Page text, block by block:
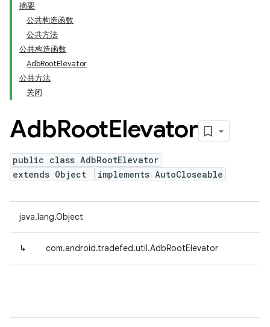
摘要
公共构造函数
公共方法
公共构造函数
AdbRootElevator
公共方法
关闭
AdbRootElevator
public class AdbRootElevator
extends Object
implements AutoCloseable
java.lang.Object
↳ com.android.tradefed.util.AdbRootElevator